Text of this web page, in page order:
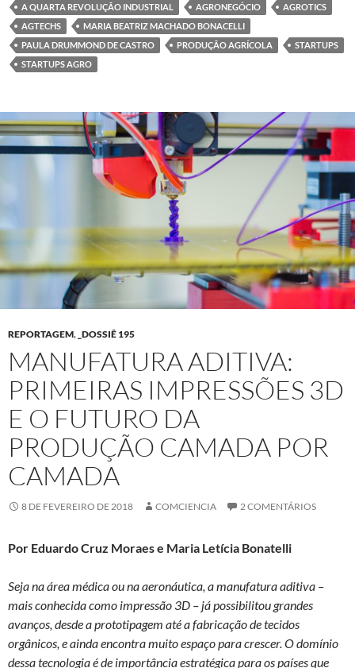
A QUARTA REVOLUÇÃO INDUSTRIAL AGRONEGÓCIO
AGROTICS
AGTECHS
MARIA BEATRIZ MACHADO BONACELLI
PAULA DRUMMOND DE CASTRO
PRODUÇÃO AGRÍCOLA
STARTUPS
STARTUPS AGRO
REPORTAGEM, _DOSSIÊ 195
MANUFATURA ADITIVA:
PRIMEIRAS IMPRESSÕES 3D
E O FUTURO DA
PRODUÇÃO CAMADA POR
CAMADA
8 DE FEVEREIRO DE 2018 COMCIENCIA 2 COMENTÁRIOS
Por Eduardo Cruz Moraese Maria Letícia Bonatelli
Seja na área médica ou na aeronáutica, a manufatura aditiva –
mais conhecida como impressão 3D – já possibilitou grandes
avanços, desde a prototipagem até a fabricação de tecidos
orgânicos, e ainda encontra muito espaço para crescer. O domínio
dessa tecnologia é de importância estratégica para os países que